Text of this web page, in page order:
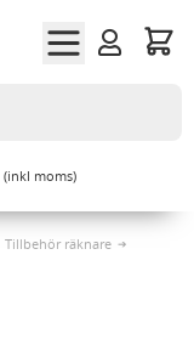
(inkl moms)
Tillbehör räknare